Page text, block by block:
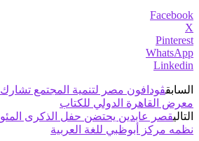
Facebook
X
Pinterest
WhatsApp
Linkedin
السابق
معرض القاهرة الدولي للكتاب
التاليقصر عابدين يحتضن حفل الذكرى
نظمه مركز أبوظبي للغة العربية